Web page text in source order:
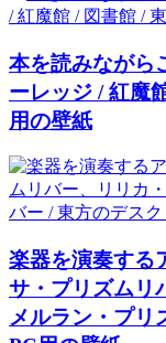
本を読みながら
ーレッジ / 紅魔
用の壁紙
楽器を演奏する
サ・プリズムリ
メルラン・プリ